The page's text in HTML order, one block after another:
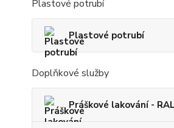
Plastové potrubí
Plastové potrubí
Doplňkové služby
Práškové lakování - RAL